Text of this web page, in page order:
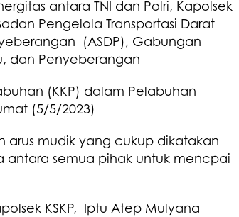
antara TNI dan Polri, Kapolsek
Pengelola Transportasi Darat
(ASDP), Gabungan
dan Penyeberangan
(KKP) dalam Pelabuhan
(5/5/2023)
arus mudik yang cukup dikatakan
antara semua pihak untuk mencpai
KSKP, Iptu Atep Mulyana